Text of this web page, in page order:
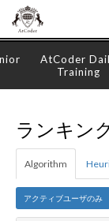
AtCoder
Training
ランキン
Algorithm
アクティブユーザのみ